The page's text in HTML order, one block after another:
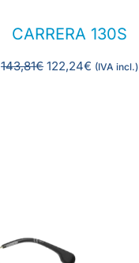
CARRERA 130S
143,81€ 122,24€ (IVA incl.)